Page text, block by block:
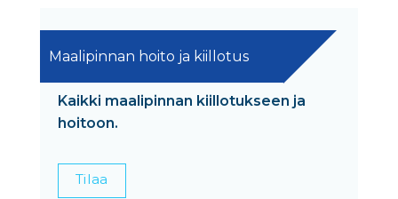
Maalipinnan hoito ja kiillotus
Kaikki maalipinnan kiillotukseen ja
hoitoon.
Tilaa